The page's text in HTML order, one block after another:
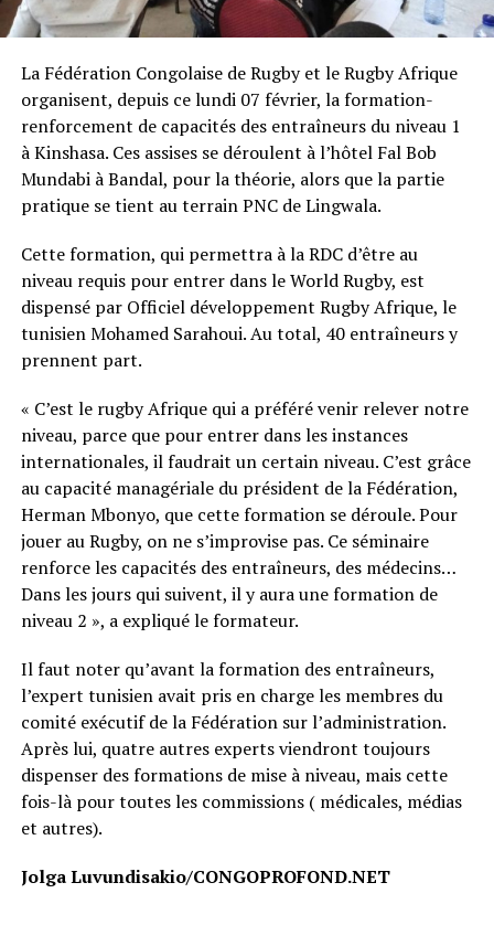
La Fédération Congolaise de Rugby et le Rugby Afrique
organisent, depuis ce lundi 07 février, la formation-
renforcement de capacités des entraîneurs du niveau 1
à Kinshasa. Ces assises se déroulent à l’hôtel Fal Bob
Mundabi à Bandal, pour la théorie, alors que la partie
pratique se tient au terrain PNC de Lingwala.
Cette formation, qui permettra à la RDC d’être au
niveau requis pour entrer dans le World Rugby, est
dispensé par Officiel développement Rugby Afrique, le
tunisien Mohamed Sarahoui. Au total, 40 entraîneurs y
prennent part.
« C’est le rugby Afrique qui a préféré venir relever notre
niveau, parce que pour entrer dans les instances
internationales, il faudrait un certain niveau. C’est grâce
au capacité managériale du président de la Fédération,
Herman Mbonyo, que cette formation se déroule. Pour
jouer au Rugby, on ne s’improvise pas. Ce séminaire
renforce les capacités des entraîneurs, des médecins…
Dans les jours qui suivent, il y aura une formation de
niveau 2 », a expliqué le formateur.
Il faut noter qu’avant la formation des entraîneurs,
l’expert tunisien avait pris en charge les membres du
comité exécutif de la Fédération sur l’administration.
Après lui, quatre autres experts viendront toujours
dispenser des formations de mise à niveau, mais cette
fois-là pour toutes les commissions ( médicales, médias
et autres).
Jolga Luvundisakio/CONGOPROFOND.NET